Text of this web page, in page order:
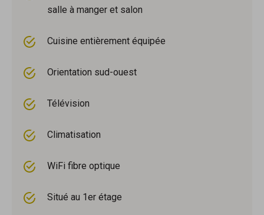
salle à manger et salon
Cuisine entièrement équipée
Orientation sud-ouest
Télévision
Climatisation
WiFi fibre optique
Situé au 1er étage